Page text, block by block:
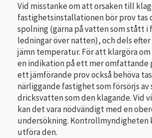
Vid misstanke om att orsaken till
fastighetsinstallationen bör prov tas
spolning (gärna på vatten som stått i
ledningar över natten), och dels
jämn temperatur. För att klargöra
en indikation på ett mer omfattande
ett jämförande prov också behöva
närliggande fastighet som försörjs av
dricksvatten som den klagande. Vid
kan det vara nödvändigt med en
undersökning. Kontrollmyndigheten
utföra den.